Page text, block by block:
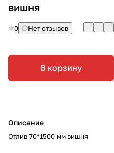
вишня
0 Нет отзывов
В корзину
Описание
Отлив 70*1500 мм вишня